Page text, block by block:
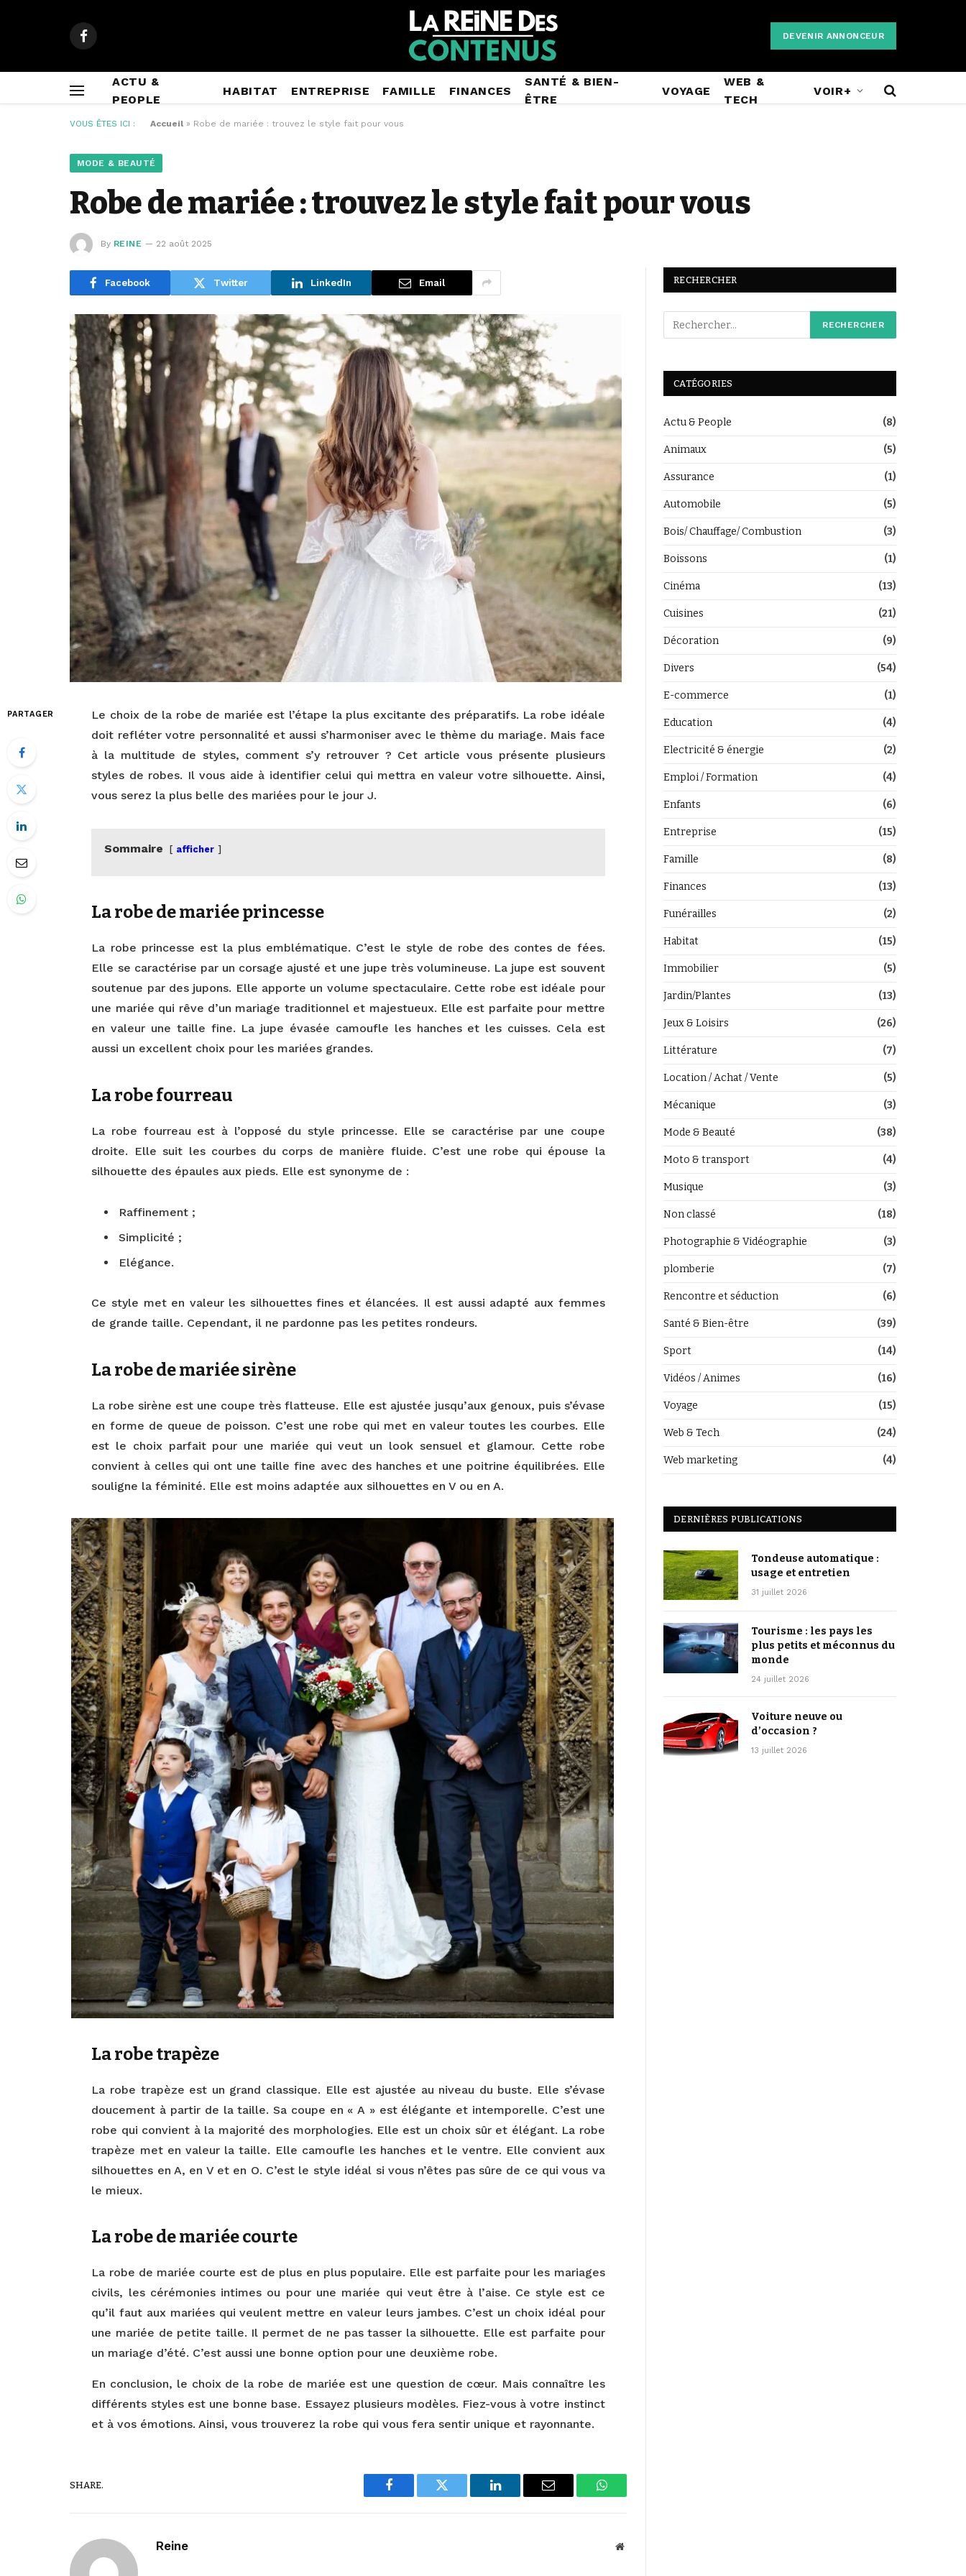
Facebook
DEVENIR ANNONCEUR
ACTU &
PEOPLE
HABITAT ENTREPRISE FAMILLE FINANCES
SANTÉ & BIEN-
ÊTRE
VOYAGE
WEB &
TECH
VOIR+
VOUS ÊTES ICI : Accueil » Robe de mariée : trouvez le style fait pour vous
MODE & BEAUTÉ
Robe de mariée : trouvez le style fait pour vous
By REINE 22 août 2025
Facebook Twitter LinkedIn Email
PARTAGER
Le choix de la robe de mariée est l’étape la plus excitante des préparatifs. La robe idéale
doit refléter votre personnalité et aussi s’harmoniser avec le thème du mariage. Mais face
à la multitude de styles, comment s’y retrouver ? Cet article vous présente plusieurs
styles de robes. Il vous aide à identifier celui qui mettra en valeur votre silhouette. Ainsi,
vous serez la plus belle des mariées pour le jour J.
Sommaire afficher
La robe de mariée princesse
La robe princesse est la plus emblématique. C’est le style de robe des contes de fées.
Elle se caractérise par un corsage ajusté et une jupe très volumineuse. La jupe est souvent
soutenue par des jupons. Elle apporte un volume spectaculaire. Cette robe est idéale pour
une mariée qui rêve d’un mariage traditionnel et majestueux. Elle est parfaite pour mettre
en valeur une taille fine. La jupe évasée camoufle les hanches et les cuisses. Cela est
aussi un excellent choix pour les mariées grandes.
La robe fourreau
La robe fourreau est à l’opposé du style princesse. Elle se caractérise par une coupe
droite. Elle suit les courbes du corps de manière fluide. C’est une robe qui épouse la
silhouette des épaules aux pieds. Elle est synonyme de :
Raffinement ;
Simplicité ;
Elégance.
Ce style met en valeur les silhouettes fines et élancées. Il est aussi adapté aux femmes
de grande taille. Cependant, il ne pardonne pas les petites rondeurs.
La robe de mariée sirène
La robe sirène est une coupe très flatteuse. Elle est ajustée jusqu’aux genoux, puis s’évase
en forme de queue de poisson. C’est une robe qui met en valeur toutes les courbes. Elle
est le choix parfait pour une mariée qui veut un look sensuel et glamour. Cette robe
convient à celles qui ont une taille fine avec des hanches et une poitrine équilibrées. Elle
souligne la féminité. Elle est moins adaptée aux silhouettes en V ou en A.
La robe trapèze
La robe trapèze est un grand classique. Elle est ajustée au niveau du buste. Elle s’évase
doucement à partir de la taille. Sa coupe en « A » est élégante et intemporelle. C’est une
robe qui convient à la majorité des morphologies. Elle est un choix sûr et élégant. La robe
trapèze met en valeur la taille. Elle camoufle les hanches et le ventre. Elle convient aux
silhouettes en A, en V et en O. C’est le style idéal si vous n’êtes pas sûre de ce qui vous va
le mieux.
La robe de mariée courte
La robe de mariée courte est de plus en plus populaire. Elle est parfaite pour les mariages
civils, les cérémonies intimes ou pour une mariée qui veut être à l’aise. Ce style est ce
qu’il faut aux mariées qui veulent mettre en valeur leurs jambes. C’est un choix idéal pour
une mariée de petite taille. Il permet de ne pas tasser la silhouette. Elle est parfaite pour
un mariage d’été. C’est aussi une bonne option pour une deuxième robe.
En conclusion, le choix de la robe de mariée est une question de cœur. Mais connaître les
différents styles est une bonne base. Essayez plusieurs modèles. Fiez-vous à votre instinct
et à vos émotions. Ainsi, vous trouverez la robe qui vous fera sentir unique et rayonnante.
SHARE.
Facebook Twitter LinkedIn Email WhatsApp
Reine Website
RECHERCHER
CATÉGORIES
Actu & People (8)
Animaux (5)
Assurance (1)
Automobile (5)
Bois/ Chauffage/ Combustion (3)
Boissons (1)
Cinéma (13)
Cuisines (21)
Décoration (9)
Divers (54)
E-commerce (1)
Education (4)
Electricité & énergie (2)
Emploi / Formation (4)
Enfants (6)
Entreprise (15)
Famille (8)
Finances (13)
Funérailles (2)
Habitat (15)
Immobilier (5)
Jardin/Plantes (13)
Jeux & Loisirs (26)
Littérature (7)
Location / Achat / Vente (5)
Mécanique (3)
Mode & Beauté (38)
Moto & transport (4)
Musique (3)
Non classé (18)
Photographie & Vidéographie (3)
plomberie (7)
Rencontre et séduction (6)
Santé & Bien-être (39)
Sport (14)
Vidéos / Animes (16)
Voyage (15)
Web & Tech (24)
Web marketing (4)
DERNIÈRES PUBLICATIONS
Tondeuse automatique :
usage et entretien
31 juillet 2026
Tourisme : les pays les
plus petits et méconnus du
monde
24 juillet 2026
Voiture neuve ou
d’occasion ?
13 juillet 2026